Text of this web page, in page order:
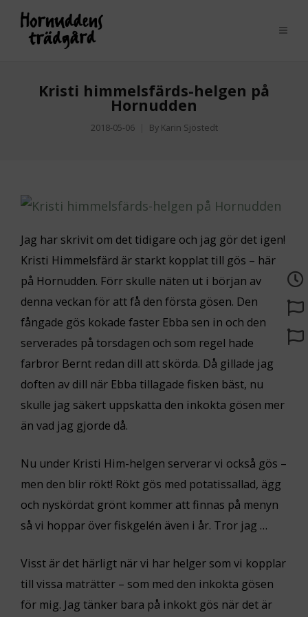
Kristi himmelsfärds-helgen på
Hornudden
2018-05-06 By Karin Sjöstedt
Jag har skrivit om det tidigare och jag gör det igen!
Kristi Himmelsfärd är starkt kopplat till gös – här
på Hornudden. Förr skulle näten ut i början av
denna veckan för att få den första gösen. Den
fångade gös kokade faster Ebba sen in och den
serverades på torsdagen och som regel hade
farbror Bernt redan dill att skörda. Då gillade jag
doften av dill när Ebba tillagade fisken bäst, nu
skulle jag säkert uppskatta den inkokta gösen mer
än vad jag gjorde då.
Nu under Kristi Him-helgen serverar vi också gös –
men den blir rökt! Rökt gös med potatissallad, ägg
och nyskördat grönt kommer att finnas på menyn
så vi hoppar över fiskgelén även i år. Tror jag …
Visst är det härligt när vi har helger som vi kopplar
till vissa maträtter – som med den inkokta gösen
för mig. Jag tänker bara på inkokt gös när det är